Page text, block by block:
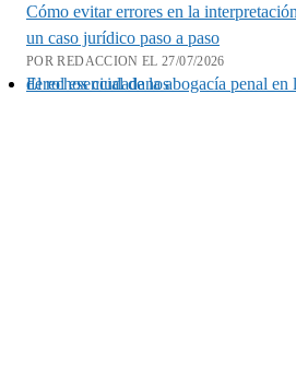
Cómo evitar errores en la
un caso jurídico paso a paso
POR REDACCION EL 27/07/2026
El rol esencial de la abogacía penal en la protección de los derechos ciudadanos